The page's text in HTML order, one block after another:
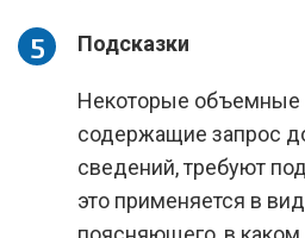
Подсказки
Некоторые
содержащие запрос
сведений, требуют
это применяется в